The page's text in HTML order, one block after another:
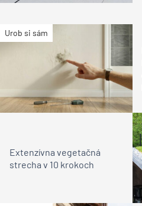
Urob si sám
Extenzívna vegetačná
strecha v 10 krokoch